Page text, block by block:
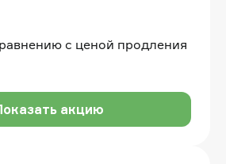
с ценой продления
акцию